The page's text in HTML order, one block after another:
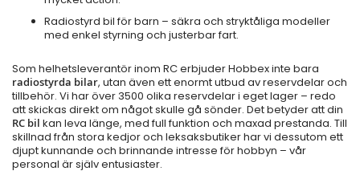
Radiostyrd bil för barn – säkra och stryktåliga modeller
med enkel styrning och justerbar fart.
Som helhetsleverantör inom RC erbjuder Hobbex inte bara
radiostyrda bilar, utan även ett enormt utbud av reservdelar och
tillbehör. Vi har över 3500 olika reservdelar i eget lager – redo
att skickas direkt om något skulle gå sönder. Det betyder att din
RC bil kan leva länge, med full funktion och maxad prestanda. Till
skillnad från stora kedjor och leksaksbutiker har vi dessutom ett
djupt kunnande och brinnande intresse för hobbyn – vår
personal är själv entusiaster.